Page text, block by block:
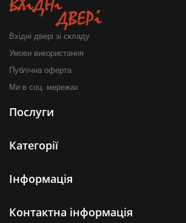
Вхідні двері зі складу
Умови використання
Публічна оферта
Ми в соц. мережах
Послуги
Категорії
Інформація
Контактна інформація